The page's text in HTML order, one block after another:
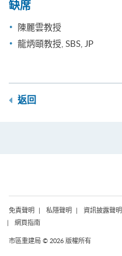
缺席
陳麗雲教授
龍炳頤教授, SBS, JP
返回
免責聲明 私隱聲明 資訊披露聲明
網頁指南
市區重建局 © 2026 版權所有